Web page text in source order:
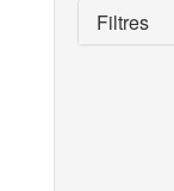
Filtres